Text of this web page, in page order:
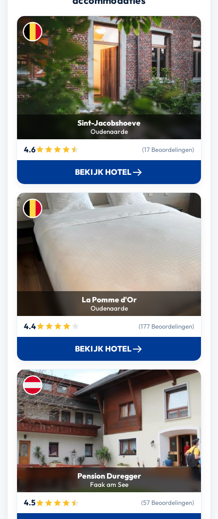
Sint-Jacobshoeve
Oudenaarde
4.6 (17 Beoordelingen)
BEKIJK HOTEL
La Pomme d'Or
Oudenaarde
4.4 (177 Beoordelingen)
BEKIJK HOTEL
Pension Duregger
Faak am See
4.5 (57 Beoordelingen)